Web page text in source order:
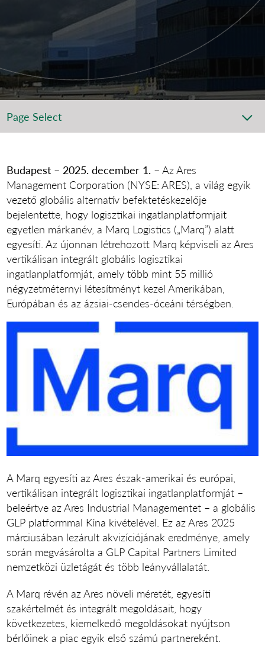
Page Select
Budapest – 2025. december 1. – Az Ares
Management Corporation (NYSE: ARES), a világ egyik
vezető globális alternatív befektetéskezelője
bejelentette, hogy logisztikai ingatlanplatformjait
egyetlen márkanév, a Marq Logistics („Marq”) alatt
egyesíti. Az újonnan létrehozott Marq képviseli az Ares
vertikálisan integrált globális logisztikai
ingatlanplatformját, amely több mint 55 millió
négyzetméternyi létesítményt kezel Amerikában,
Európában és az ázsiai-csendes-óceáni térségben.
A Marq egyesíti az Ares észak-amerikai és európai,
vertikálisan integrált logisztikai ingatlanplatformját –
beleértve az Ares Industrial Managementet – a globális
GLP platformmal Kína kivételével. Ez az Ares 2025
márciusában lezárult akvizíciójának eredménye, amely
során megvásárolta a GLP Capital Partners Limited
nemzetközi üzletágát és több leányvállalatát.
A Marq révén az Ares növeli méretét, egyesíti
szakértelmét és integrált megoldásait, hogy
következetes, kiemelkedő megoldásokat nyújtson
bérlőinek a piac egyik első számú partnereként.